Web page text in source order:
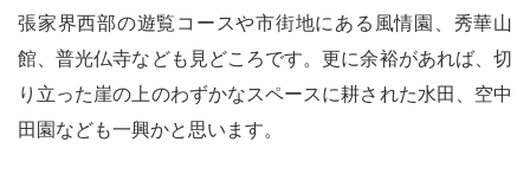
張家界西部の遊覧コースや市街地にある風情園、秀華山
館、普光仏寺なども見どころです。更に余裕があれば、切
り立った崖の上のわずかなスペースに耕された水田、空中
田園なども一興かと思います。